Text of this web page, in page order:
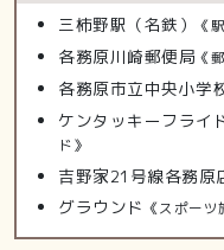
三柿野駅（名鉄）
《
各務原川崎郵便局 《
各務原市立中央小学
ケンタッキーフライ
ド》
吉野家21号線各務原
グラウンド 《スポーツ